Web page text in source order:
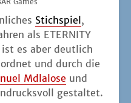
eigent­li­chen
erst nach und
Kar­ten. Man kann
beim Stich ent­
Ansa­ge-Kar­ten
dadurch sogar
Far­be ver­än­dert